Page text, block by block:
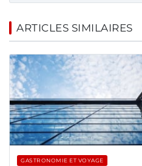
ARTICLES SIMILAIRES
GASTRONOMIE ET VOYAGE